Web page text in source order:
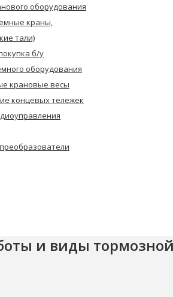
оборудования
краны,
тали)
б/у
оборудования
крановые весы
концевых тележек
и виды